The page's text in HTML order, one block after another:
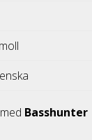
Basshunter